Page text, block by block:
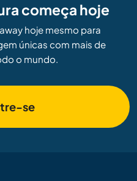
começa hoje
hoje mesmo para
únicas com mais de
o mundo.
se